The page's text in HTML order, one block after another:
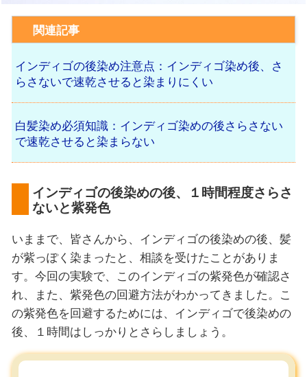
関連記事
インディゴの後染め注意点：インディゴ染め後、さ
らさないで速乾させると染まりにくい
白髪染め必須知識：インディゴ染めの後さらさない
で速乾させると染まらない
インディゴの後染めの後、１時間程度さらさ
ないと紫発色
いままで、皆さんから、インディゴの後染めの後、髪
が紫っぽく染まったと、相談を受けたことがありま
す。今回の実験で、このインディゴの紫発色が確認さ
れ、また、紫発色の回避方法がわかってきました。こ
の紫発色を回避するためには、インディゴで後染めの
後、１時間はしっかりとさらしましょう。